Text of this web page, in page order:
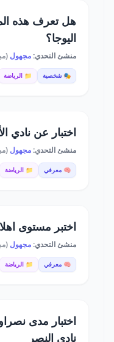
هل تعرف هذه
اليوجا؟
منشئ التحدي:مجهول
🎭 شخصية 📁 الرياضة
اختبار عن نادي
منشئ التحدي:مجهول
🧠 معرفي 📁 الرياضة
اختبر مستوى
منشئ التحدي:مجهول
🧠 معرفي 📁 الرياضة
اختبار مدى
نادي النصر